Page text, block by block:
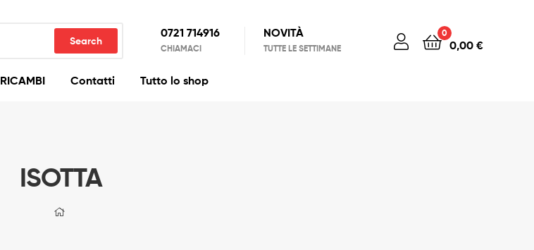
Search
0721 714916
CHIAMACI
NOVITÀ
TUTTE LE SETTIMANE
0
0,00 €
RICAMBI Contatti Tutto lo shop
ISOTTA